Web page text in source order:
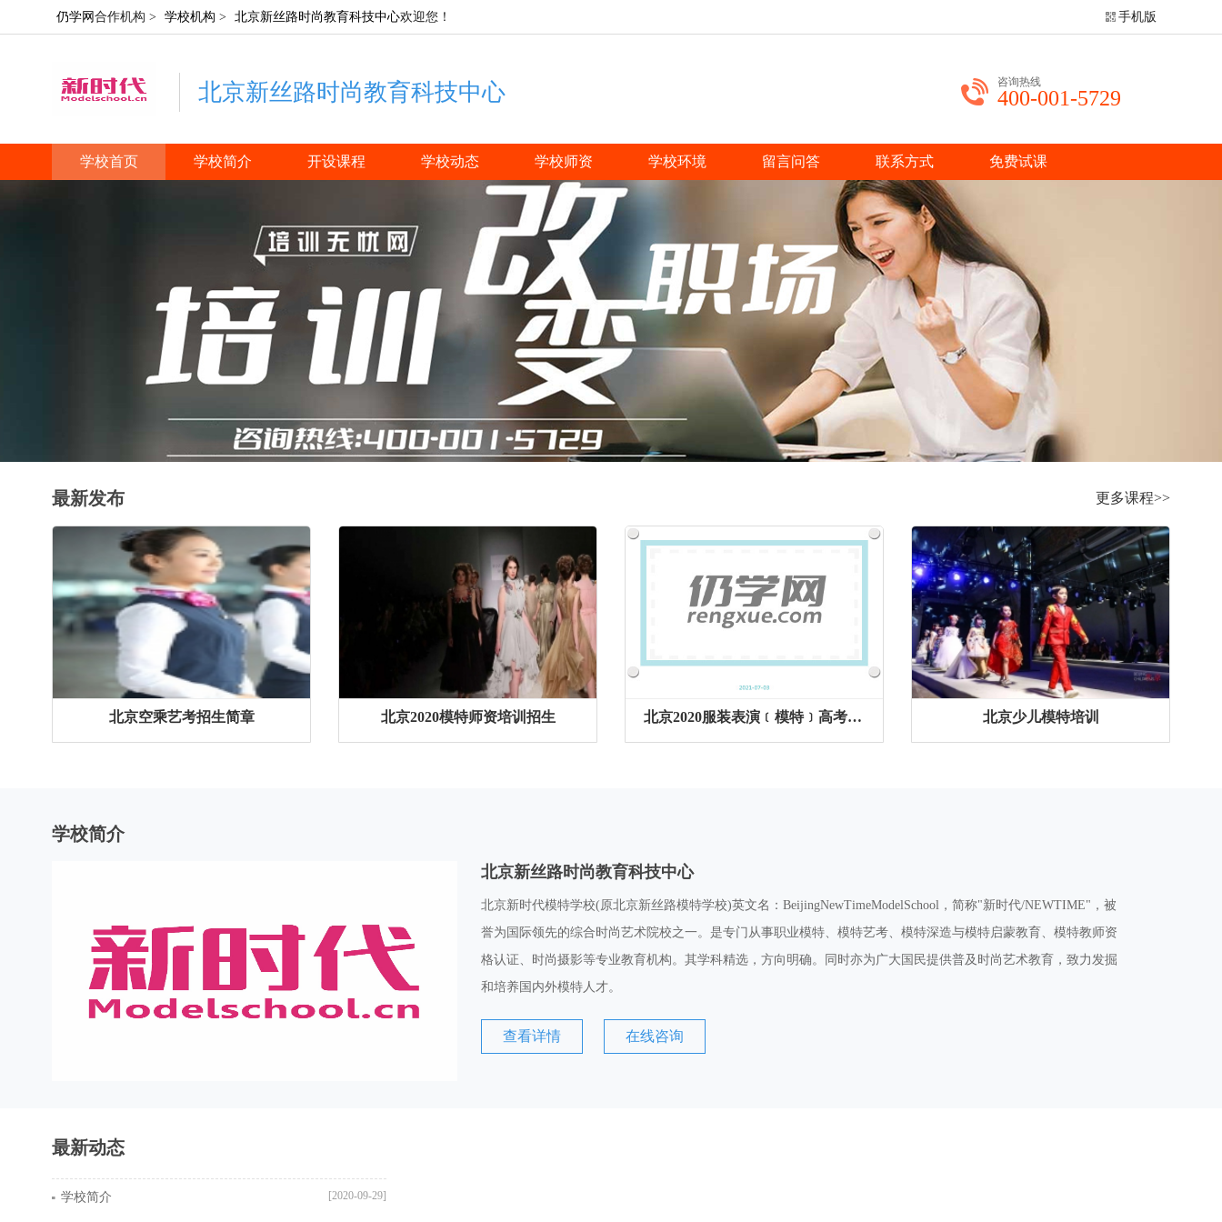
仍学网 合作机构 > 学校机构 > 北京新丝路时尚教育科技中心欢迎您！ 手机版
北京新丝路时尚教育科技中心 咨询热线
400-001-5729
学校首页 学校简介 开设课程 学校动态 学校师资 学校环境 留言问答 联系方式 免费试课
最新发布 更多课程>>
北京空乘艺考招生简章 北京2020模特师资培训招生 北京2020服装表演﹝模特﹞高考考前培训 北京少儿模特培训
学校简介
北京新丝路时尚教育科技中心
北京新时代模特学校(原北京新丝路模特学校)英文名：BeijingNewTimeModelSchool，简称"新时代/NEWTIME"，被
誉为国际领先的综合时尚艺术院校之一。是专门从事职业模特、模特艺考、模特深造与模特启蒙教育、模特教师资
格认证、时尚摄影等专业教育机构。其学科精选，方向明确。同时亦为广大国民提供普及时尚艺术教育，致力发掘
和培养国内外模特人才。
查看详情 在线咨询
最新动态
学校简介 [2020-09-29]